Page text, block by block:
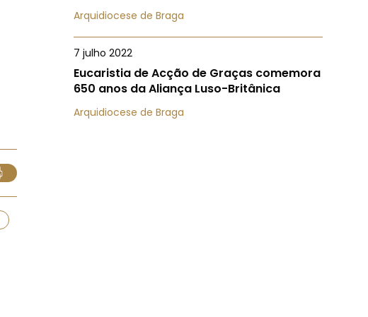
Arquidiocese de Braga
7 julho 2022
Eucaristia de Acção de Graças comemora
650 anos da Aliança Luso-Britânica
Arquidiocese de Braga